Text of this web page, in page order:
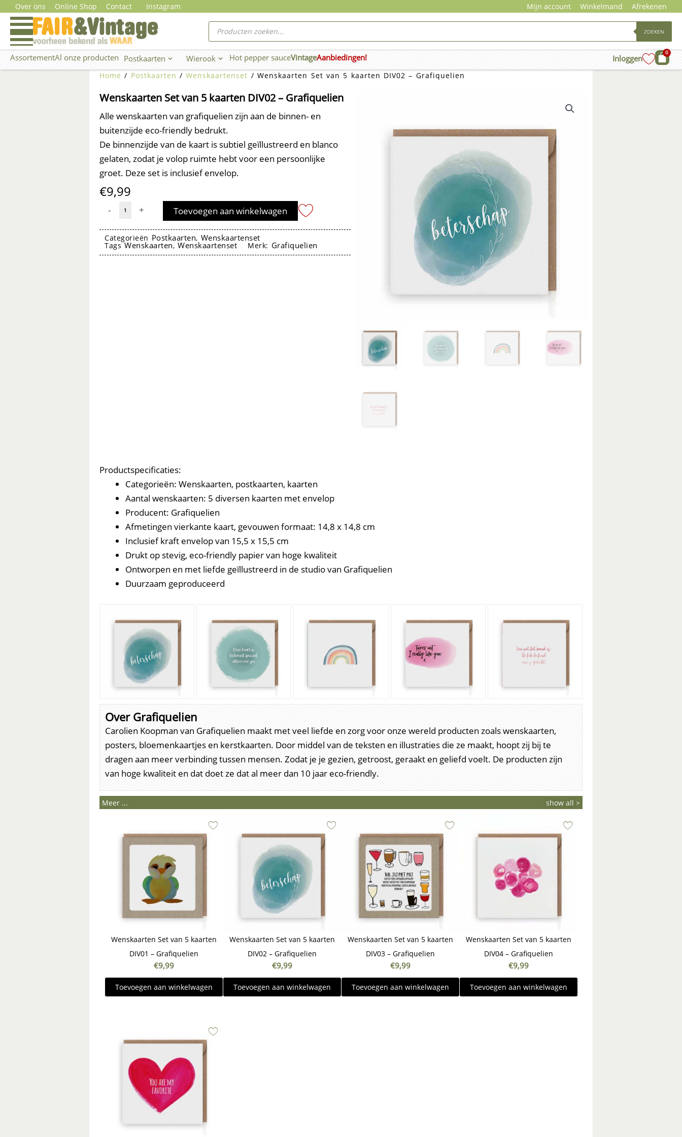
naar
inhoud
Over ons Online Shop Contact Instagram Mijn account Winkelmand Afrekenen
Producten
zoeken ZOEKEN
AssortementAl onze producten Postkaarten Open Postkaarten
Wierook Open Wierook
Hot pepper sauceVintageAanbiedingen! Inloggen
0
Home / Postkaarten /Wenskaartenset / Wenskaarten Set van 5 kaarten DIV02 – Grafiquelien
Wenskaarten Set van 5 kaarten DIV02 – Grafiquelien
Alle wenskaarten van grafiquelien zijn aan de binnen- en
buitenzijde eco-friendly bedrukt.
De binnenzijde van de kaart is subtiel geïllustreerd en blanco
gelaten, zodat je volop ruimte hebt voor een persoonlijke
groet. Deze set is inclusief envelop.
€9,99
-
Wenskaarten
van
+ Toevoegen aan winkelwagen
Categorieën Postkaarten, Wenskaartenset
Tags Wenskaarten,Wenskaartenset Merk: Grafiquelien
Productspecificaties:
Categorieën: Wenskaarten, postkaarten, kaarten
Aantal wenskaarten: 5 diversen kaarten met envelop
Producent: Grafiquelien
Afmetingen vierkante kaart, gevouwen formaat: 14,8 x 14,8 cm
Inclusief kraft envelop van 15,5 x 15,5 cm
Drukt op stevig, eco-friendly papier van hoge kwaliteit
Ontworpen en met liefde geïllustreerd in de studio van Grafiquelien
Duurzaam geproduceerd
Over Grafiquelien
Carolien Koopman van Grafiquelien maakt met veel liefde en zorg voor onze wereld producten zoals wenskaarten,
posters, bloemenkaartjes en kerstkaarten. Door middel van de teksten en illustraties die ze maakt, hoopt zij bij te
dragen aan meer verbinding tussen mensen. Zodat je je gezien, getroost, geraakt en geliefd voelt. De producten zijn
van hoge kwaliteit en dat doet ze dat al meer dan 10 jaar eco-friendly.
Meer ... show all >
Wenskaarten Set van 5 kaarten
DIV01 – Grafiquelien
€9,99
Toevoegen aan winkelwagen
Wenskaarten Set van 5 kaarten
DIV02 – Grafiquelien
€9,99
Toevoegen aan winkelwagen
Wenskaarten Set van 5 kaarten
DIV03 – Grafiquelien
€9,99
Toevoegen aan winkelwagen
Wenskaarten Set van 5 kaarten
DIV04 – Grafiquelien
€9,99
Toevoegen aan winkelwagen